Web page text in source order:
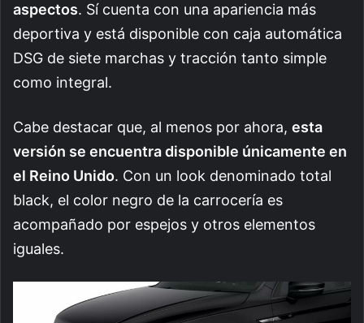
aspectos. Sí cuenta con una apariencia más
deportiva y está disponible con caja automática
DSG de siete marchas y tracción tanto simple
como integral.
Cabe destacar que, al menos por ahora, esta
versión se encuentra disponible únicamente en
el Reino Unido. Con un look denominado total
black, el color negro de la carrocería es
acompañado por espejos y otros elementos
iguales.